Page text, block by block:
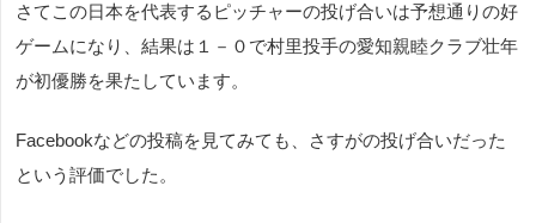
さてこの日本を代表するピッチャーの投げ合いは予想通りの好
ゲームになり、結果は１－０で村里投手の愛知親睦クラブ壮年
が初優勝を果たしています。
Facebookなどの投稿を見てみても、さすがの投げ合いだった
という評価でした。